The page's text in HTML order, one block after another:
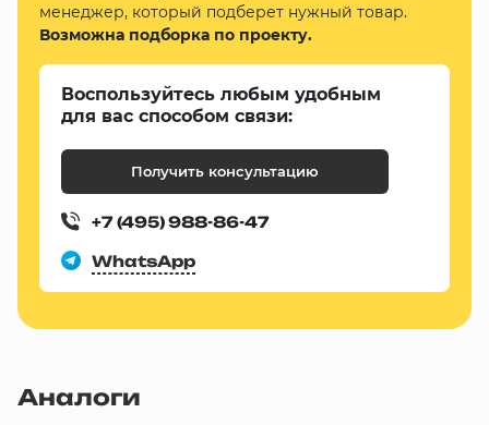
менеджер, который подберет нужный товар.
Возможна подборка по проекту.
Воспользуйтесь любым удобным
для вас способом связи:
Получить консультацию
+7 (495) 988-86-47
WhatsApp
Аналоги